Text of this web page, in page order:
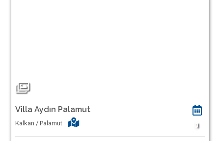
Villa Aydın Palamut
Kalkan / Palamut 1